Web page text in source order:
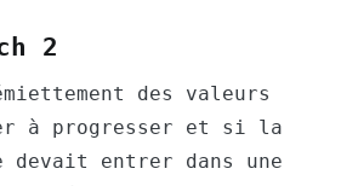
2
des valeurs
à progresser et si la
devait entrer dans une